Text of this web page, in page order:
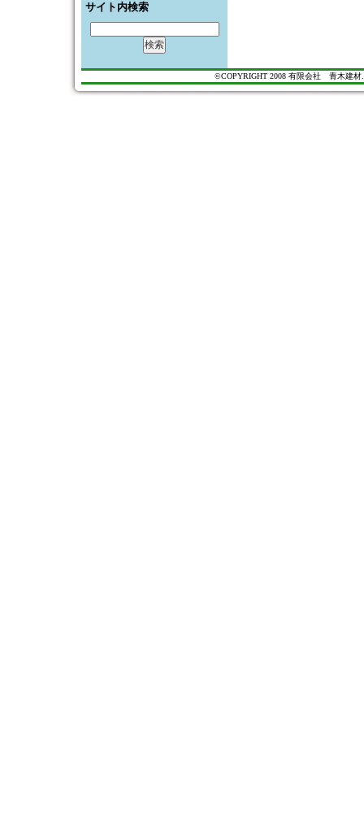
サイト内検索
©COPYRIGHT 2008 有限会社 青木建材.